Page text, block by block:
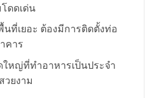
ดดเด่น
ที่เยอะ ต้องมีการติดตั้งท่อ
คาร
หญ่ที่ทำอาหารเป็นประจำ
วยงาม